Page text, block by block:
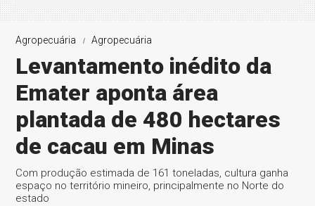
Agropecuária Agropecuária
Levantamento inédito da
Emater aponta área
plantada de 480 hectares
de cacau em Minas
Com produção estimada de 161 toneladas, cultura ganha
espaço no território mineiro, principalmente no Norte do
estado